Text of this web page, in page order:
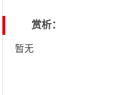
赏析：
暂无